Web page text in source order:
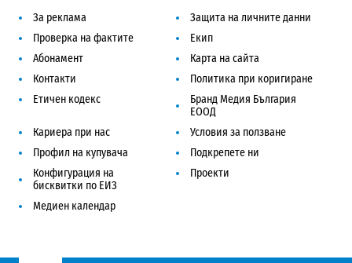
За реклама
Защита на личните данни
Проверка на фактите
Екип
Абонамент
Карта на сайта
Контакти
Политика при коригиране
Етичен кодекс
Бранд Медия България
ЕООД
Кариера при нас
Условия за ползване
Профил на купувача
Подкрепете ни
Конфигурация на
бисквитки по ЕИЗ
Проекти
Медиен календар